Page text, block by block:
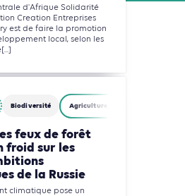
d'Afrique Solidarité
Creation Entreprises
est de faire la promotion
local, selon les
Biodiversité Agriculture, Foresterie et Usages
feux de forêt
froid sur les
de la Russie
climatique pose un